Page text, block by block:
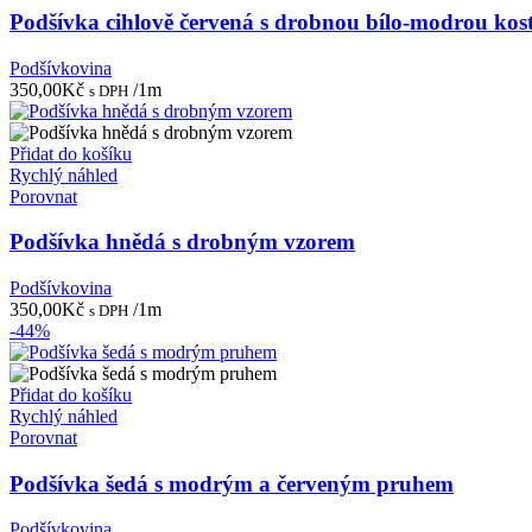
Podšívka cihlově červená s drobnou bílo-modrou
Podšívkovina
350,00Kč s DPH /1m
Přidat do košíku
Rychlý náhled
Porovnat
Podšívka hnědá s drobným vzorem
Podšívkovina
350,00Kč s DPH /1m
-44%
Přidat do košíku
Rychlý náhled
Porovnat
Podšívka šedá s modrým a červeným pruhem